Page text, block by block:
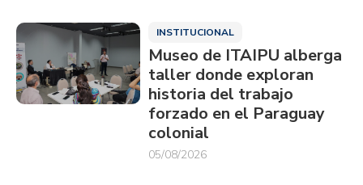
INSTITUCIONAL
Museo de ITAIPU alberga
taller donde exploran
historia del trabajo
forzado en el Paraguay
colonial
05/08/2026